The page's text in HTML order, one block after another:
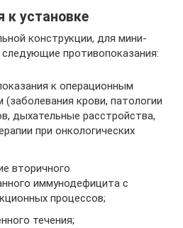
к установке
конструкции, для мини-
противопоказания:
к операционным
крови, патологии
дыхательные расстройства,
при онкологических
вторичного
иммунодефицита с
процессов;
течения;